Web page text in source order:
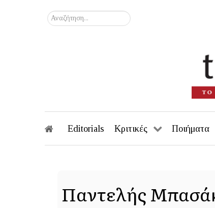
Αναζήτηση...
Editorials Κριτικές Ποιήματα
Παντελής